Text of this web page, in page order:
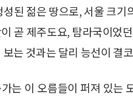
성된 젊은 땅으로, 서울 크
곧 제주도요, 탐라국이었
보는 것과는 달리 능선이 결
는 이 오름들이 퍼져 있는